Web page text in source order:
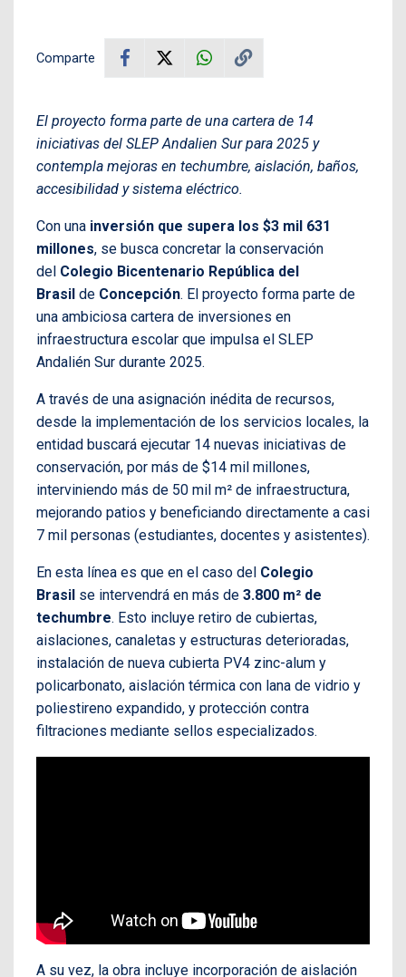
Comparte
El proyecto forma parte de una cartera de 14
iniciativas del SLEP Andalien Sur para 2025 y
contempla mejoras en techumbre, aislación, baños,
accesibilidad y sistema eléctrico.
Con una inversión que supera los $3 mil 631
millones, se busca concretar la conservación
del Colegio Bicentenario República del
Brasil de Concepción. El proyecto forma parte de
una ambiciosa cartera de inversiones en
infraestructura escolar que impulsa el SLEP
Andalién Sur durante 2025.
A través de una asignación inédita de recursos,
desde la implementación de los servicios locales, la
entidad buscará ejecutar 14 nuevas iniciativas de
conservación, por más de $14 mil millones,
interviniendo más de 50 mil m² de infraestructura,
mejorando patios y beneficiando directamente a casi
7 mil personas (estudiantes, docentes y asistentes).
En esta línea es que en el caso del Colegio
Brasil se intervendrá en más de 3.800 m² de
techumbre. Esto incluye retiro de cubiertas,
aislaciones, canaletas y estructuras deterioradas,
instalación de nueva cubierta PV4 zinc-alum y
policarbonato, aislación térmica con lana de vidrio y
poliestireno expandido, y protección contra
filtraciones mediante sellos especializados.
A su vez, la obra incluye incorporación de aislación